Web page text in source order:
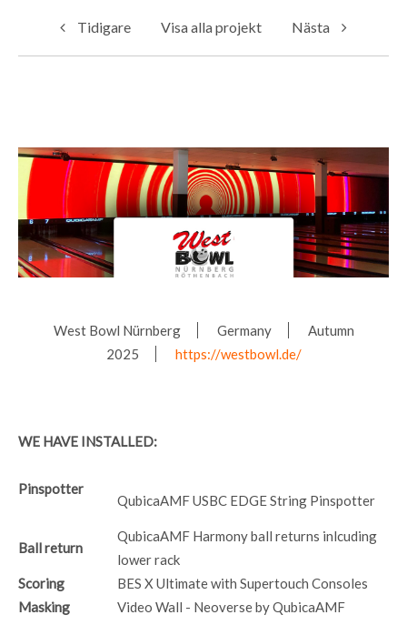
Tidigare Visa alla projekt Nästa
West Bowl Nürnberg Germany
Autumn
2025
https://westbowl.de/
WE HAVE INSTALLED:
Pinspotter
QubicaAMF USBC EDGE String Pinspotter
Ball return
QubicaAMF Harmony ball returns inlcuding
lower rack
Scoring
BES X Ultimate with Supertouch Consoles
Masking
Video Wall - Neoverse by QubicaAMF